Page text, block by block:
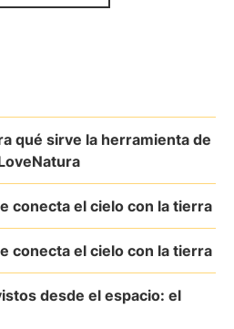
qué sirve la herramienta de
conecta el cielo con la tierra
conecta el cielo con la tierra
desde el espacio: el